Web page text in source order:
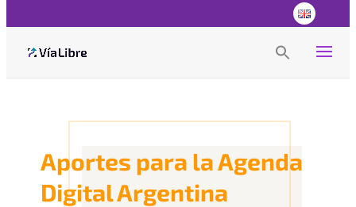
Search Button
Aportes para la Agenda
Digital Argentina